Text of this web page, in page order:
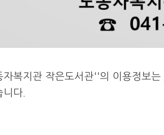
자복지관 작은도서관''의 이용정보는
니다.